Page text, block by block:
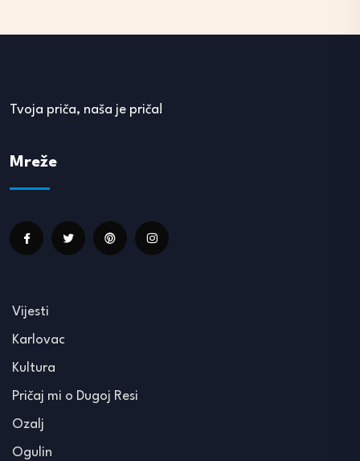
Tvoja priča, naša je priča!
Mreže
Vijesti
Karlovac
Kultura
Pričaj mi o Dugoj Resi
Ozalj
Ogulin